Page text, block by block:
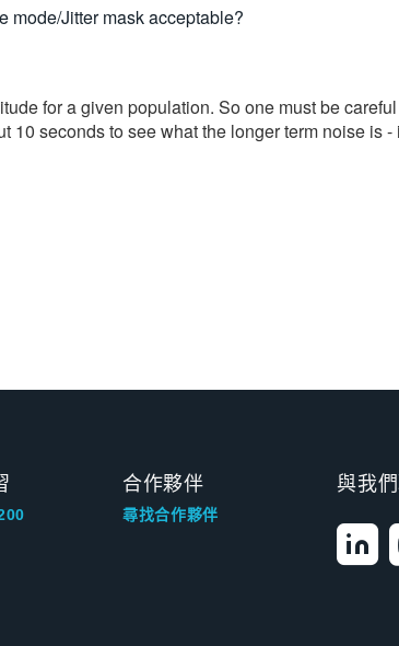
mode/Jitter mask acceptable?
for a given population. So one must be
seconds to see what the longer term noise is
合作夥伴
尋找合作夥伴
與我